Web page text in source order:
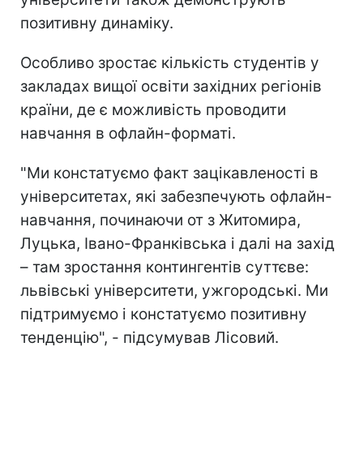
позитивну динаміку.
Особливо зростає кількість студентів у
закладах вищої освіти західних регіонів
країни, де є можливість проводити
навчання в офлайн-форматі.
"Ми констатуємо факт зацікавленості в
університетах, які забезпечують офлайн-
навчання, починаючи от з Житомира,
Луцька, Івано-Франківська і далі на захід
– там зростання контингентів суттєве:
львівські університети, ужгородські. Ми
підтримуємо і констатуємо позитивну
тенденцію", - підсумував Лісовий.